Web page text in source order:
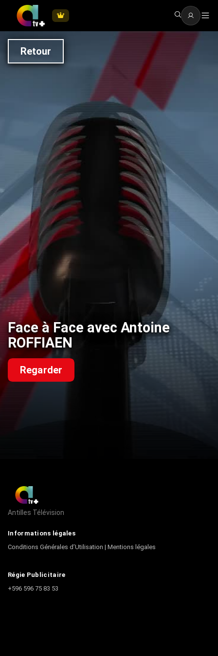
Retour
Face à Face avec Antoine
ROFFIAEN
Regarder
Antilles Télévision
Informations légales
Conditions Générales d’Utilisation | Mentions légales
Régie Publicitaire
+596 596 75 83 53